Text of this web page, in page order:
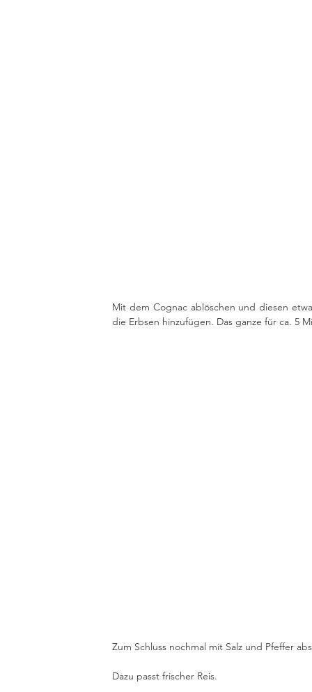
Mit dem Cognac ablöschen und diesen
die Erbsen hinzufügen. Das ganze für ca. 5
Zum Schluss nochmal mit Salz und Pfeffer
Dazu passt frischer Reis.